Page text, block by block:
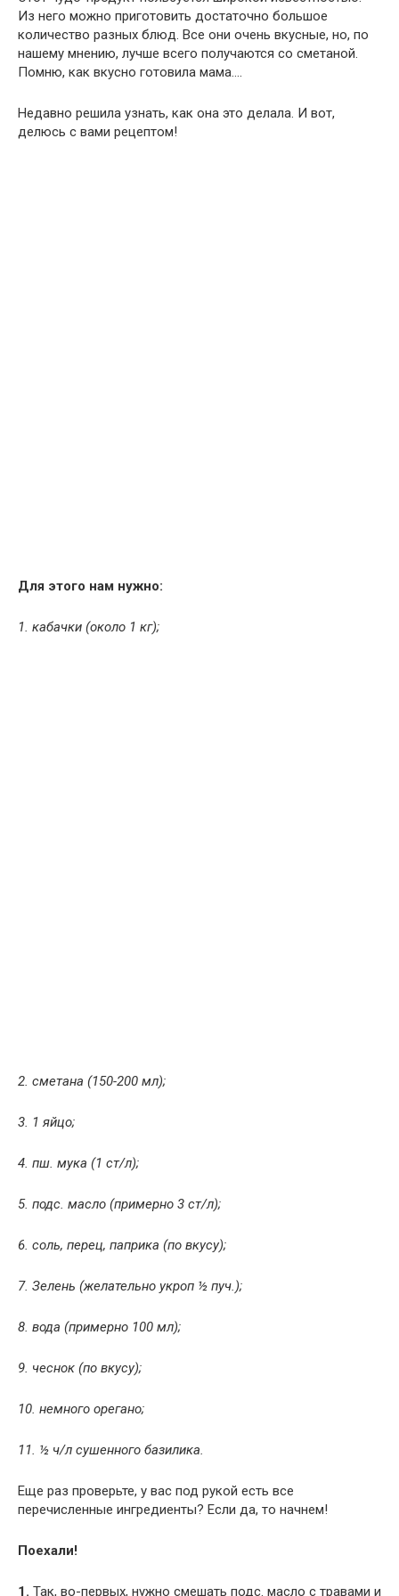
Из него можно приготовить достаточно большое
количество разных блюд. Все они очень вкусные, но, по
нашему мнению, лучше всего получаются со сметаной.
Помню, как вкусно готовила мама….
Недавно решила узнать, как она это делала. И вот,
делюсь с вами рецептом!
Для этого нам нужно:
1. кабачки (около 1 кг);
2. сметана (150-200 мл);
3. 1 яйцо;
4. пш. мука (1 ст/л);
5. подс. масло (примерно 3 ст/л);
6. соль, перец, паприка (по вкусу);
7. Зелень (желательно укроп ½ пуч.);
8. вода (примерно 100 мл);
9. чеснок (по вкусу);
10. немного орегано;
11. ½ ч/л сушенного базилика.
Еще раз проверьте, у вас под рукой есть все
перечисленные ингредиенты? Если да, то начнем!
Поехали!
1. Так, во-первых, нужно смешать подс. масло с травами и